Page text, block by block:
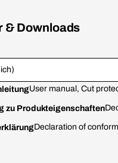
& Downloads
User manual, Cut
zu Produkteigenschaften
Declaration of